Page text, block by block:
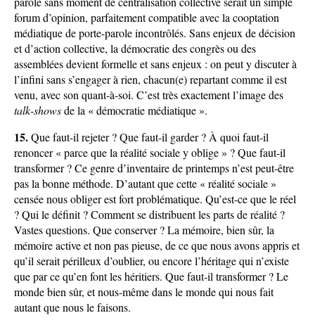
forum d’opinion, parfaitement compatible avec la cooptation
médiatique de porte-parole incontrôlés. Sans enjeux de décision
et d’action collective, la démocratie des congrès ou des
assemblées devient formelle et sans enjeux : on peut y discuter à
l’infini sans s’engager à rien, chacun(e) repartant comme il est
venu, avec son quant-à-soi. C’est très exactement l’image des
talk-showsde la « démocratie médiatique ».
15.Que faut-il rejeter ? Que faut-il garder ? À quoi faut-il
renoncer « parce que la réalité sociale y oblige » ? Que faut-il
transformer ? Ce genre d’inventaire de printemps n’est peut-être
pas la bonne méthode. D’autant que cette « réalité sociale »
censée nous obliger est fort problématique. Qu’est-ce que le réel
? Qui le définit ? Comment se distribuent les parts de réalité ?
Vastes questions. Que conserver ? La mémoire, bien sûr, la
mémoire active et non pas pieuse, de ce que nous avons appris et
qu’il serait périlleux d’oublier, ou encore l’héritage qui n’existe
que par ce qu’en font les héritiers. Que faut-il transformer ? Le
monde bien sûr, et nous-même dans le monde qui nous fait
autant que nous le faisons.